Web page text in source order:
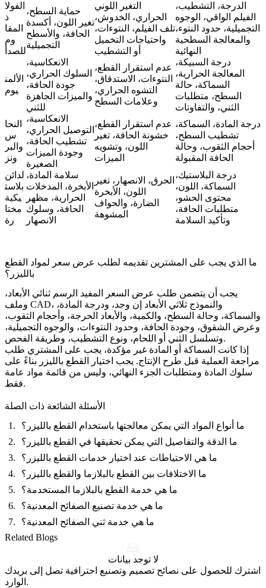
الفولا
ذ
المقا
وم
للصدأ
حماية السطح،
تغير اللون، أكسدة
الحافة، والأسطح
التجميلية
التغير اللوني
الحراري، الخدوش،
تلف الفيلم، النتوءات،
واحتياجات التخميل
أو التشطيب
الدرجة، التشطيب،
الفيلم الواقي، الوجوه
التجميلية، حدود النتوء،
والمعالجة السطحية
النهائية
الألمن
يوم
الانعكاسية،
السلوك الحراري،
جودة الحافة،
والميزات الجاهزة
للثني
عدم استقرار القطع،
النتوءات، الاستدقاق،
التشوه الحراري،
وعلامات السطح
درجة السبيكة،
المعالجة الحرارية،
السماكة، حالة
السطح، متطلبات
الثني، والتفاوتات
النحا
س
والبر
ونز
الانعكاسية،
التوصيل الحراري،
تشطيب الحافة،
وجودة الميزات
الصغيرة
عدم استقرار القطع،
خشونة الحافة، تغير
اللون، وتشويه
الميزات
درجة المادة، السماكة،
تشطيب السطح،
أحجام الثقوب، وحالة
الحافة المقبولة
لدائن
بلاست
يكية
مختا
رة
سلامة المادة،
الأبخرة، المدخلات
الحرارية، مظهر
الحافة، وسلوك
الانصهار
الحرق، الانصهار، تغير
اللون، الأبخرة
الضارة، والحواف
المشوهة
درجة البلاستيك،
السماكة، اللون،
محتوى الحشو،
متطلبات الحافة،
وتأكيد السلامة
ما الذي يجب على المشترين تقديمه لطلب عرض سعر لمواد القطع
بالليزر؟
يجب أن يتضمن طلب عرض السعر المفيد الرسم ثنائي الأبعاد،
وملف CAD، والنموذج ثلاثي الأبعاد إن وجد، ودرجة المادة،
والسماكة، وحالة السطح، والكمية، والأبعاد الحرجة، وأحجام الثقوب،
وعرض الشقوق، وجودة الحافة، وحدود النتوءات، والوجوه التجميلية،
وتسلسل الثني أو اللحام، ونوع التشطيب، وطريقة الفحص.
إذا كانت السماكة أو المادة غير مؤكدة، يجب على المشتري طلب
مراجعة العملية قبل طرح الإنتاج. يجب اختيار القطع بالليزر بناءً على
سلوك المادة ومتطلبات الجزء النهائي، وليس من قائمة مواد عامة
فقط.
الأسئلة الشائعة ذات الصلة
ما أنواع المواد التي يمكن معالجتها باستخدام القطع بالليزر؟
ما الدقة والتفاصيل التي يمكن تحقيقها في القطع بالليزر؟
ما هي الاحتياطات عند اختيار خدمات القطع بالليزر؟
ما الاختلافات بين القطع بالبلازما والقطع بالليزر؟
ما هي خدمة القطع بالبلازما المستخدمة؟
ما هي خدمة تصنيع الصفائح المعدنية؟
ما هي خدمة ثني الصفائح المعدنية؟
Related Blogs
لا توجد بيانات
اشترك للحصول على نصائح تصميم وتصنيع احترافية تصل إلى بريدك
الوارد.